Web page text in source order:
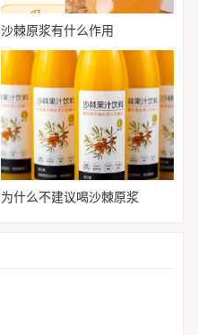
沙棘原浆有什么作用
为什么不建议喝沙棘原浆